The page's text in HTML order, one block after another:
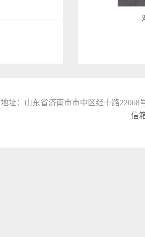
地址：山东省济南市市中区经十路
信